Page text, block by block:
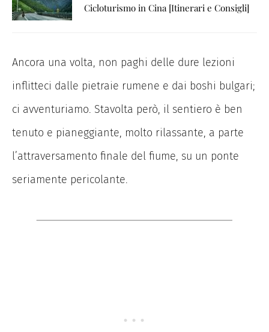
Cicloturismo in Cina [Itinerari e Consigli]
Ancora una volta, non paghi delle dure lezioni
inflitteci dalle pietraie rumene e dai boshi bulgari;
ci avventuriamo. Stavolta però, il sentiero è ben
tenuto e pianeggiante, molto rilassante, a parte
l’attraversamento finale del fiume, su un ponte
seriamente pericolante.